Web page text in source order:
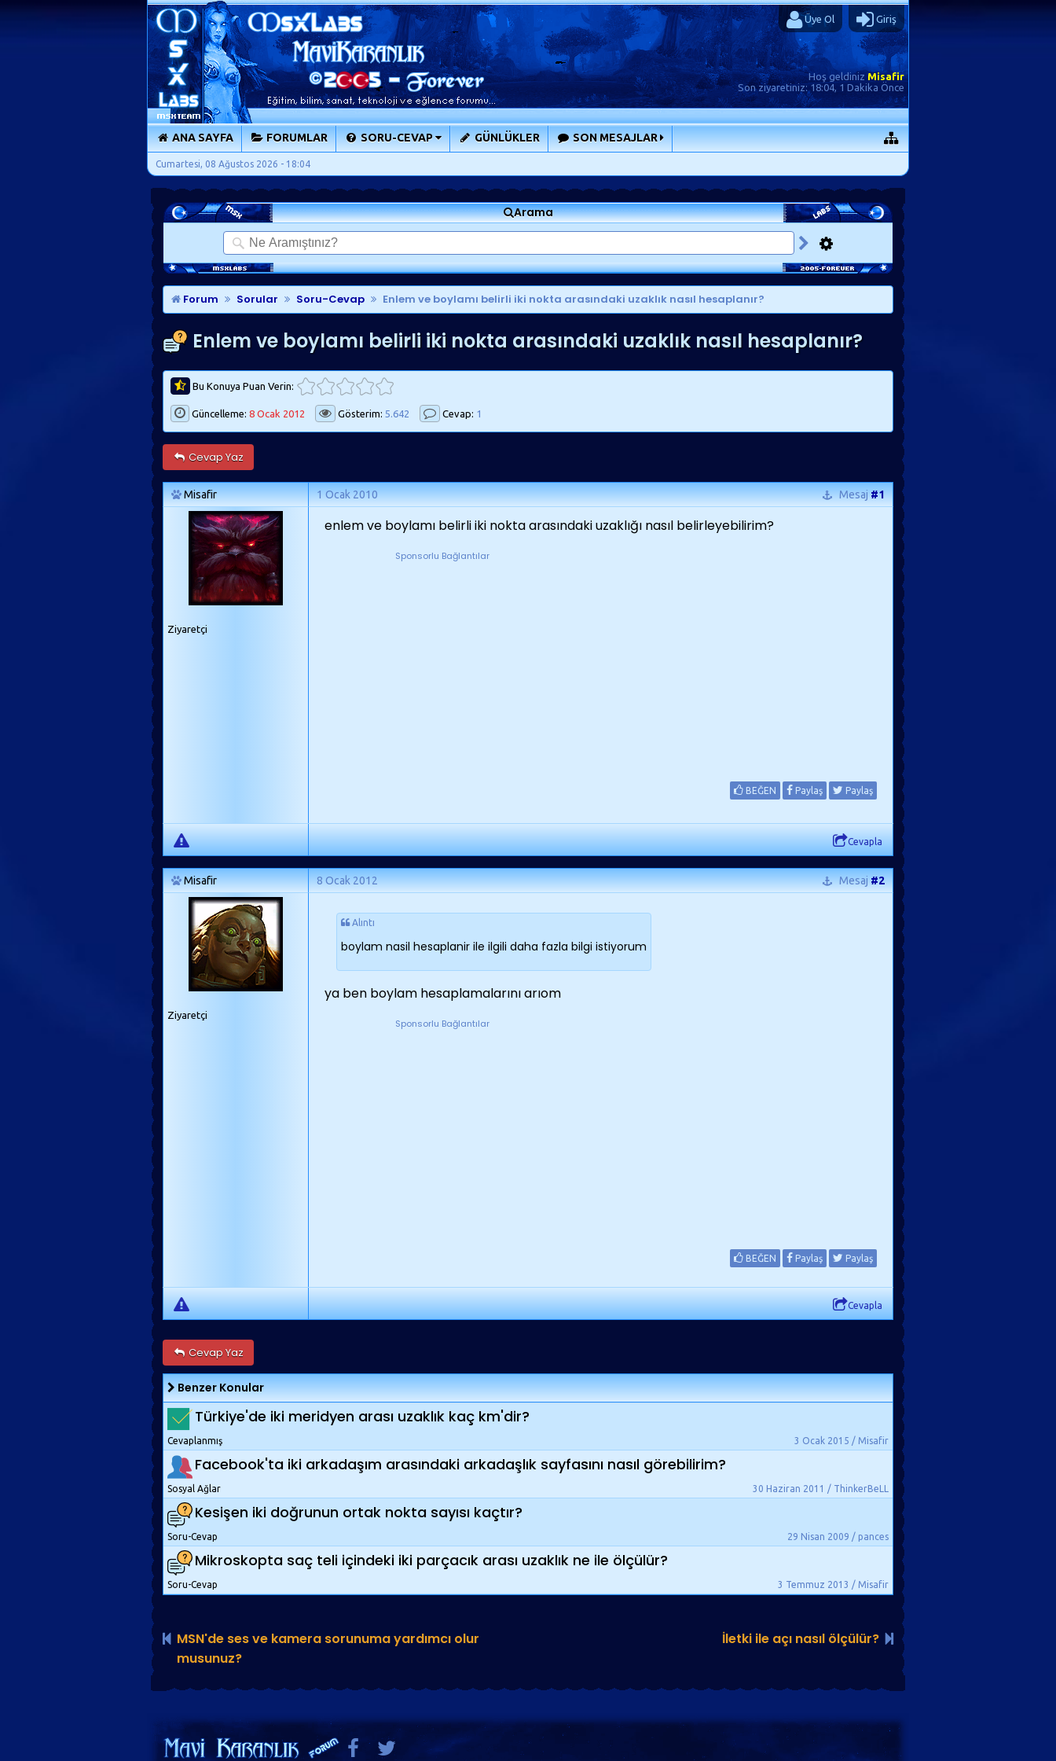
Üye Ol Giriş
Hoş geldiniz Misafir
Son ziyaretiniz:18:04, 1 Dakika Önce
ANA SAYFA FORUMLAR SORU-CEVAP GÜNLÜKLER SON MESAJLAR
Cumartesi, 08 Ağustos 2026 - 18:04
Arama
Forum Sorular Soru-Cevap Enlem ve boylamı belirli iki nokta arasındaki uzaklık nasıl hesaplanır?
Enlem ve boylamı belirli iki nokta arasındaki uzaklık nasıl hesaplanır?
Bu Konuya Puan Verin:
Güncelleme: 8 Ocak 2012 Gösterim: 5.642 Cevap: 1
Cevap Yaz
Misafir 1 Ocak 2010 Mesaj#1
Ziyaretçi
enlem ve boylamı belirli iki nokta arasındaki uzaklığı nasıl belirleyebilirim?
Sponsorlu Bağlantılar
BEĞEN Paylaş Paylaş
Cevapla
Misafir 8 Ocak 2012 Mesaj#2
Ziyaretçi
Alıntı
boylam nasil hesaplanir ile ilgili daha fazla bilgi istiyorum
ya ben boylam hesaplamalarını arıom
Sponsorlu Bağlantılar
BEĞEN Paylaş Paylaş
Cevapla
Cevap Yaz
Benzer Konular
Türkiye'de iki meridyen arası uzaklık kaç km'dir?
3 Ocak 2015 / Misafir
Cevaplanmış
Facebook'ta iki arkadaşım arasındaki arkadaşlık sayfasını nasıl görebilirim?
30 Haziran 2011 / ThinkerBeLL
Sosyal Ağlar
Kesişen iki doğrunun ortak nokta sayısı kaçtır?
29 Nisan 2009 / pances
Soru-Cevap
Mikroskopta saç teli içindeki iki parçacık arası uzaklık ne ile ölçülür?
3 Temmuz 2013 / Misafir
Soru-Cevap
MSN'de ses ve kamera sorunuma yardımcı olur
musunuz?
İletki ile açı nasıl ölçülür?